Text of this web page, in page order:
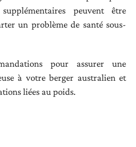
peuvent être
un problème de santé sous-
pour assurer une
à votre berger australien et
liées au poids.